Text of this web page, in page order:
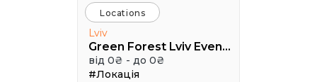
Locations
Lviv
Green Forest Lviv Events
від 0₴ - до 0₴
#Локація